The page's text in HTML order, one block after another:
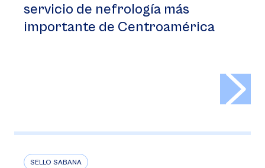
servicio de nefrología más
importante de Centroamérica
SELLO SABANA